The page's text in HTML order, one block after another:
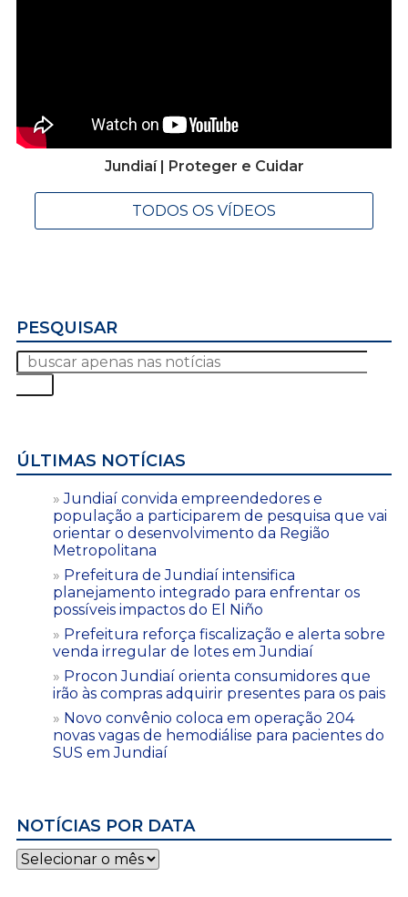
Jundiaí | Proteger e Cuidar
TODOS OS VÍDEOS
PESQUISAR
ÚLTIMAS NOTÍCIAS
Jundiaí convida empreendedores e
população a participarem de pesquisa que vai
orientar o desenvolvimento da Região
Metropolitana
Prefeitura de Jundiaí intensifica
planejamento integrado para enfrentar os
possíveis impactos do El Niño
Prefeitura reforça fiscalização e alerta sobre
venda irregular de lotes em Jundiaí
Procon Jundiaí orienta consumidores que
irão às compras adquirir presentes para os pais
Novo convênio coloca em operação 204
novas vagas de hemodiálise para pacientes do
SUS em Jundiaí
NOTÍCIAS POR DATA
Notícias
por